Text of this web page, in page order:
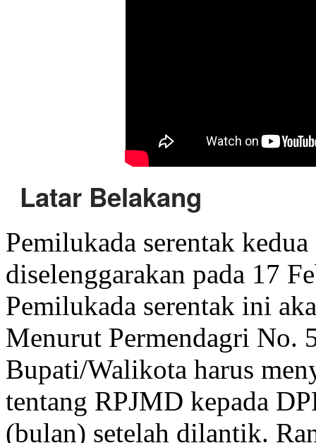
Latar Belakang
Pemilukada serentak
diselenggarakan pada 17
Pemilukada serentak ini
Menurut Permendagri No.
Bupati/Walikota harus
tentang RPJMD kepada
(bulan) setelah dilantik.